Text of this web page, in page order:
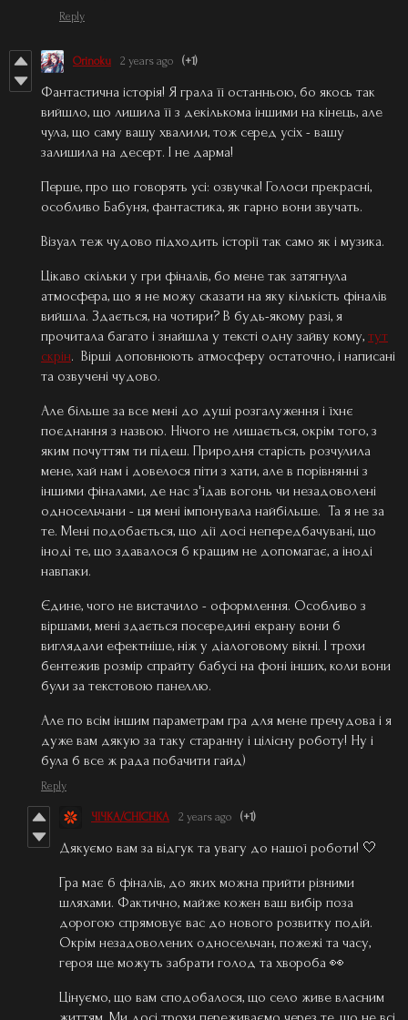
Reply
Orinoku 2 years ago (+1)
Фантастична історія! Я грала її останньою, бо якось так
вийшло, що лишила її з декількома іншими на кінець, але
чула, що саму вашу хвалили, тож серед усіх - вашу
залишила на десерт. І не дарма!
Перше, про що говорять усі: озвучка! Голоси прекрасні,
особливо Бабуня, фантастика, як гарно вони звучать.
Візуал теж чудово підходить історії так само як і музика.
Цікаво скільки у гри фіналів, бо мене так затягнула
атмосфера, що я не можу сказати на яку кількість фіналів
вийшла. Здається, на чотири? В будь-якому разі, я
прочитала багато і знайшла у тексті одну зайву кому, тут
скрін. Вірші доповнюють атмосферу остаточно, і написані
та озвучені чудово.
Але більше за все мені до душі розгалуження і їхнє
поєднання з назвою. Нічого не лишається, окрім того, з
яким почуттям ти підеш. Природня старість розчулила
мене, хай нам і довелося піти з хати, але в порівнянні з
іншими фіналами, де нас з'їдав вогонь чи незадоволені
односельчани - ця мені імпонувала найбільше. Та я не за
те. Мені подобається, що дії досі непередбачувані, що
іноді те, що здавалося б кращим не допомагає, а іноді
навпаки.
Єдине, чого не вистачило - оформлення. Особливо з
віршами, мені здається посередині екрану вони б
виглядали ефектніше, ніж у діалоговому вікні. І трохи
бентежив розмір спрайту бабусі на фоні інших, коли вони
були за текстовою панеллю.
Але по всім іншим параметрам гра для мене пречудова і я
дуже вам дякую за таку старанну і цілісну роботу! Ну і
була б все ж рада побачити гайд)
Reply
ЧІЧКА/CHICHKA 2 years ago (+1)
Дякуємо вам за відгук та увагу до нашої роботи! 🤍
Гра має 6 фіналів, до яких можна прийти різними
шляхами. Фактично, майже кожен ваш вибір поза
дорогою спрямовує вас до нового розвитку подій.
Окрім незадоволених односельчан, пожежі та часу,
героя ще можуть забрати голод та хвороба 👀
Цінуємо, що вам сподобалося, що село живе власним